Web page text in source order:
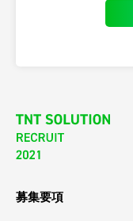
募集要項